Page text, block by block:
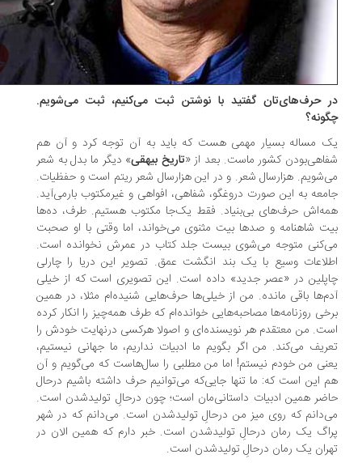
حرف‌های‌تان گفتید با نوشتن ثبت می‌کنیم، ثبت می‌شویم.
مساله‌ بسیار مهمی هست که باید به آن توجه کرد و آن هم
کشور ماست. بعد از «تاریخ بیهقی» دیگر ما بدل به شعر
هزارسال شعر. و در این هزارسال شعر ریتم است و حفظیات.
به این صورت دروغگو، شفاهی، افواهی و غیرمکتوب بارمی‌آید.
حرف‌های بی‌بنیاد. فقط یک‌جا مکتوب هستیم. طرف، ده‌ها
شاهنامه و صدها بیت مثنوی می‌خواند، اما وقتی با او صحبت
متوجه می‌شوی بیست جلد کتاب در عمرش نخوانده است.
وسیع با یک بند انگشت عمق. تصویر این دریا را چارلی
در «عصر جدید» داده است. این تصویری‌ است که از خیلی
باقی مانده. من از خیلی‌ها حرف‌هایی شنیده‌ام مثلا، در همین
روزنامه‌ها مصاحبه‌هایی خوانده‌ام که طرف همه‌چیز را انکار کرده
من معتقدم هر نویسنده‌ای و اصولا هرکسی درنهایت خودش را
می‌کند. من اگر بگویم ما ادبیات نداریم، ما جهانی نیستیم،
من خودم نیستم! اما من مطلبی را سال‌هاست که می‌گویم و آن
این است که: ما تنها جایی‌که می‌توانیم حرف داشته باشیم درحال
همین ادبیات داستانی‌مان است؛ چون درحالِ تولیدشدن است.
که روی میز من درحالِ تولیدشدن است. می‌دانم که در شهر
یک رمان درحالِ تولیدشدن است. خبر دارم که همین الان در
یک رمان درحالِ تولیدشدن است.